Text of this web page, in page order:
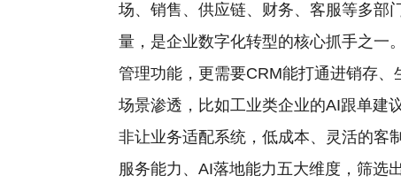
场、销售、供应链、财务、客服等多部
量，是企业数字化转型的核心抓手之一
管理功能，更需要CRM能打通进销存
场景渗透，比如工业类企业的AI跟单建
非让业务适配系统，低成本、灵活的客
服务能力、AI落地能力五大维度，筛选